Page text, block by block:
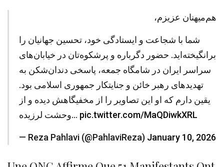
هم‌میهنان عزیزم،
شما با شجاعت و ایستادگی خود، تحسین جهانیان را
برانگیخته‌اید. حضور دگرباره و پرشکوه‌تان در خیابان‌های
سراسر ایران در شامگاه جمعه، پاسخی دندان‌شکن به
تهدیدهای رهبر خائن و جنایتکار جمهوری اسلامی بود.
یقین دارم که او این تصاویر را از مخفیگاهش دیده و از
وحشت لرزیده… pic.twitter.com/MaQDiwkXRL
— Reza Pahlavi (@PahlaviReza) January 10, 2026